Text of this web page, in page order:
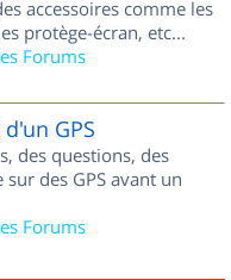
accessoires comme les
protège-écran, etc...
Forums
GPS
des questions, des
des GPS avant un
Forums